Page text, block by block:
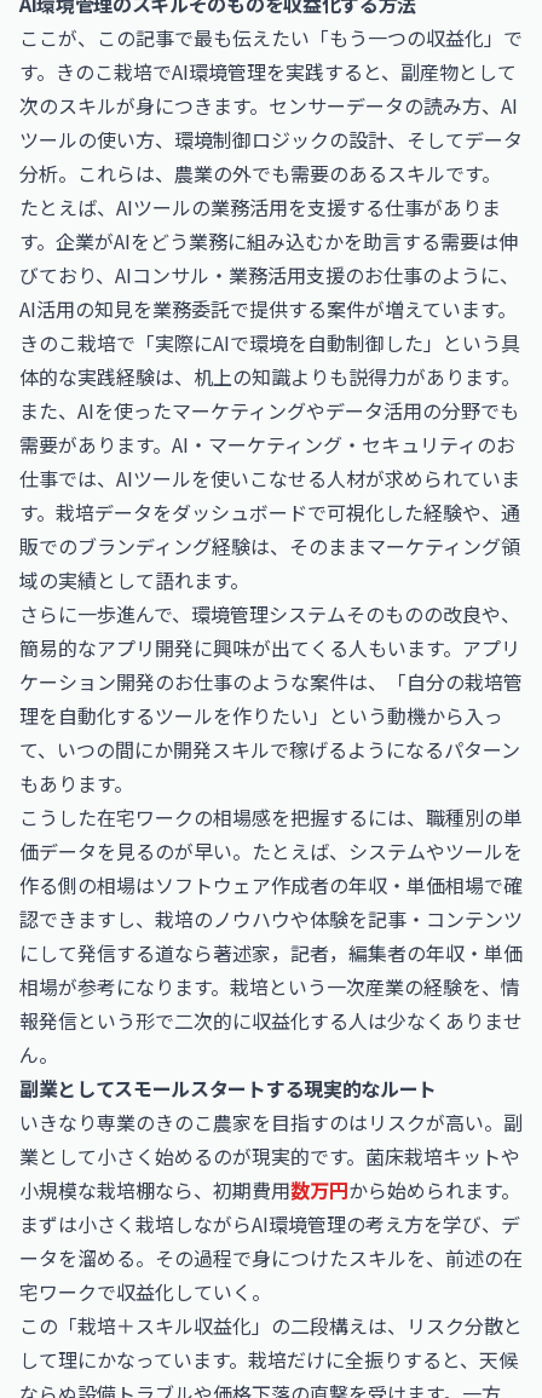
ここが、この記事で最も伝えたい「もう一つの収益化」で
す。きのこ栽培でAI環境管理を実践すると、副産物として
次のスキルが身につきます。センサーデータの読み方、AI
ツールの使い方、環境制御ロジックの設計、そしてデータ
分析。これらは、農業の外でも需要のあるスキルです。
たとえば、AIツールの業務活用を支援する仕事がありま
す。企業がAIをどう業務に組み込むかを助言する需要は伸
びており、 AIコンサル・業務活用支援のお仕事のように、
AI活用の知見を業務委託で提供する案件が増えています。
きのこ栽培で「実際にAIで環境を自動制御した」という具
体的な実践経験は、机上の知識よりも説得力があります。
また、AIを使ったマーケティングやデータ活用の分野でも
需要があります。 AI・マーケティング・セキュリティのお
仕事では、AIツールを使いこなせる人材が求められていま
す。栽培データをダッシュボードで可視化した経験や、通
販でのブランディング経験は、そのままマーケティング領
域の実績として語れます。
さらに一歩進んで、環境管理システムそのものの改良や、
簡易的なアプリ開発に興味が出てくる人もいます。 アプリ
ケーション開発のお仕事のような案件は、「自分の栽培管
理を自動化するツールを作りたい」という動機から入っ
て、いつの間にか開発スキルで稼げるようになるパターン
もあります。
こうした在宅ワークの相場感を把握するには、職種別の単
価データを見るのが早い。たとえば、システムやツールを
作る側の相場はソフトウェア作成者の年収・単価相場で確
認できますし、栽培のノウハウや体験を記事・コンテンツ
にして発信する道なら著述家，記者，編集者の年収・単価
相場が参考になります。栽培という一次産業の経験を、情
報発信という形で二次的に収益化する人は少なくありませ
ん。
副業としてスモールスタートする現実的なルート
いきなり専業のきのこ農家を目指すのはリスクが高い。副
業として小さく始めるのが現実的です。菌床栽培キットや
小規模な栽培棚なら、初期費用数万円から始められます。
まずは小さく栽培しながらAI環境管理の考え方を学び、デ
ータを溜める。その過程で身につけたスキルを、前述の在
宅ワークで収益化していく。
この「栽培＋スキル収益化」の二段構えは、リスク分散と
して理にかなっています。栽培だけに全振りすると、天候